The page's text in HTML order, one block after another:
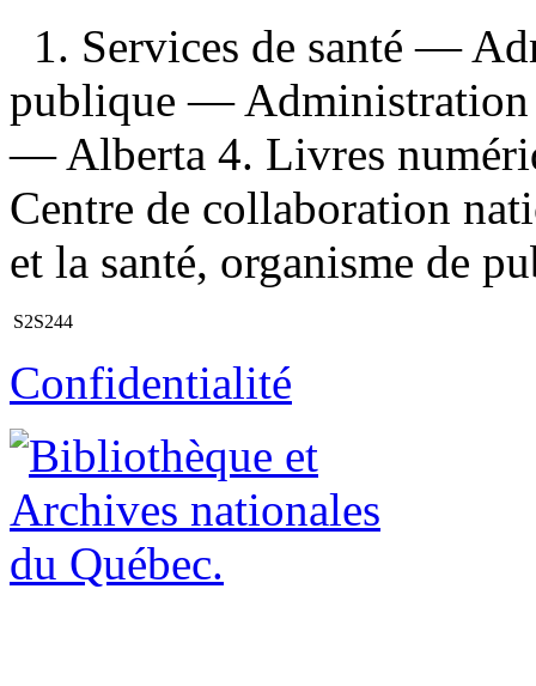
1. Services de santé —
publique —
— Alberta 4. Livres
Centre de collaboration
et la santé, organisme de
S2S244
Confidentialité